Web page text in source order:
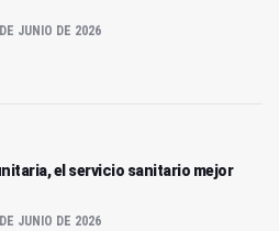
JUNIO DE 2026
el servicio sanitario mejor
JUNIO DE 2026